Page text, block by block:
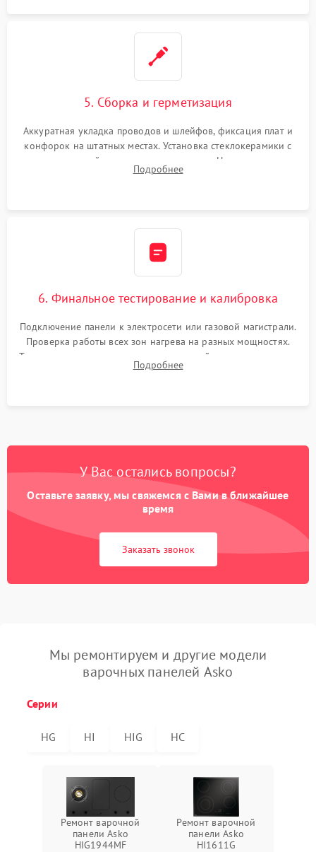
5. Сборка и герметизация
Аккуратная укладка проводов и шлейфов, фиксация плат и
конфорок на штатных местах. Установка стеклокерамики с
проверкой равномерности зазоров. Нанесение
термостойкого герметика или укладка уплотнительной
Подробнее
6. Финальное тестирование и калибровка
Подключение панели к электросети или газовой магистрали.
Проверка работы всех зон нагрева на разных мощностях.
Тестирование сенсорного управления, таймера, индикаторов
остаточного тепла и систем защиты от перегрева.
Подробнее
У Вас остались вопросы?
Оставьте заявку, мы свяжемся с Вами в ближайшее
время
Заказать звонок
Мы ремонтируем и другие модели
варочных панелей Asko
Серии
HG HI HIG HC
Ремонт варочной
панели Asko
HIG1944MF
Ремонт варочной
панели Asko
HI1611G